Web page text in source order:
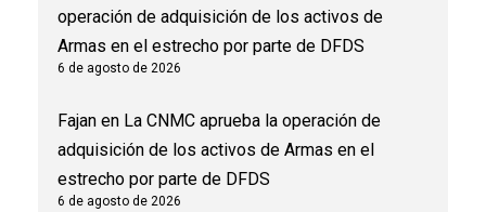
operación de adquisición de los activos de
Armas en el estrecho por parte de DFDS
6 de agosto de 2026
Fajan en La CNMC aprueba la operación de
adquisición de los activos de Armas en el
estrecho por parte de DFDS
6 de agosto de 2026